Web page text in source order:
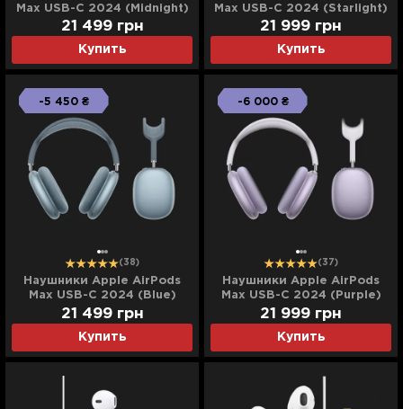
Max USB-C 2024 (Midnight)
Купить
21 499 грн
Max USB-C 2024 (Starlight)
Купить
21 999 грн
-5 450 ₴
(38)
Наушники Apple AirPods
Max USB-C 2024 (Blue)
Купить
21 499 грн
-6 000 ₴
(37)
Наушники Apple AirPods
Max USB-C 2024 (Purple)
Купить
21 999 грн